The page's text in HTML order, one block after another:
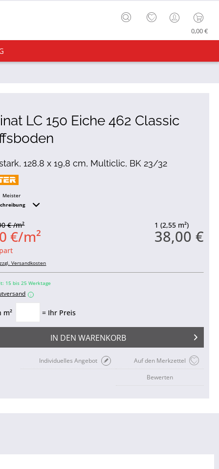
0,00 €
LC 150 Eiche 462 Classic
128,8 x 19,8 cm, Multiclic, BK 23/32
Meister
1 (2,55 m²)
38,00 €
€ /m²
€/m²
zzgl. Versandkosten
15 bis 25 Werktage
i
m² = Ihr Preis
IN DEN WARENKORB
Auf den Merkzettel
Individuelles Angebot
Bewerten